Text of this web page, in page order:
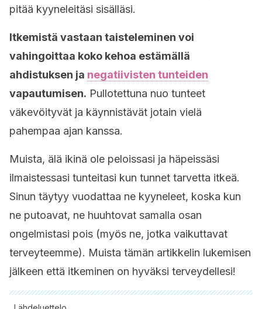
pitää kyyneleitäsi sisälläsi.
Itkemistä vastaan taisteleminen voi
vahingoittaa koko kehoa estämällä
ahdistuksen ja negatiivisten tunteiden
vapautumisen. Pullotettuna nuo tunteet
väkevöityvät ja käynnistävät jotain vielä
pahempaa ajan kanssa.
Muista, älä ikinä ole peloissasi ja häpeissäsi
ilmaistessasi tunteitasi kun tunnet tarvetta itkeä.
Sinun täytyy vuodattaa ne kyyneleet, koska kun
ne putoavat, ne huuhtovat samalla osan
ongelmistasi pois (myös ne, jotka vaikuttavat
terveyteemme). Muista tämän artikkelin lukemisen
jälkeen että itkeminen on hyväksi terveydellesi!